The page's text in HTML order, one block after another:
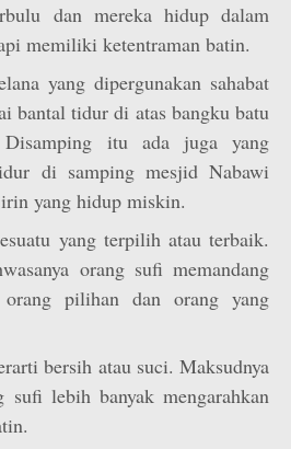
dan mereka hidup dalam
memiliki ketentraman batin.
yang dipergunakan sahabat
bantal tidur di atas bangku batu
itu ada juga yang
di samping mesjid Nabawi
yang hidup miskin.
yang terpilih atau terbaik.
orang sufi memandang
pilihan dan orang yang
bersih atau suci. Maksudnya
sufi lebih banyak mengarahkan